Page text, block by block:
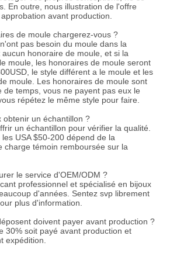
En outre, nous illustration de l'offre
avant production.
de moule chargerez-vous ?
pas besoin du moule dans la
honoraire de moule, et si la
moule, les honoraires de moule seront
le style différent a le moule et les
moule. Les honoraires de moule sont
de temps, vous ne payent pas eux le
répétez le même style pour faire.
obtenir un échantillon ?
un échantillon pour vérifier la qualité.
USA $50-200 dépend de la
charge témoin remboursée sur la
le service d'OEM/ODM ?
professionnel et spécialisé en bijoux
d'années. Sentez svp librement
plus d'information.
doivent payer avant production ?
30% soit payé avant production et
expédition.